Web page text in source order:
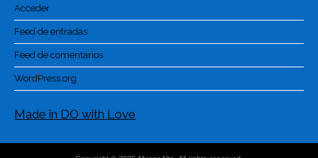
Acceder
Feed de entradas
Feed de comentarios
WordPress.org
Made in DO with Love